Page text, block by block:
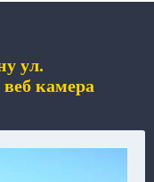
ул.
камера